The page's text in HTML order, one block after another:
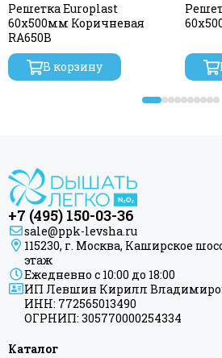
Решетка Europlast
60х500мм Коричневая
RA650B
В корзину
+7 (495) 150-03-36
sale@ppk-levsha.ru
115230, г. Москва, Каширское
этаж
Ежедневно с 10:00 до 18:00
ИП Левшин Кирилл
ИНН: 772565013490
ОГРНИП: 305770000254334
Каталог